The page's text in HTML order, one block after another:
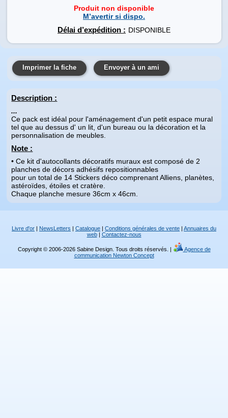
Produit non disponible
M’avertir si dispo.
Délai d’expédition : DISPONIBLE
Imprimer la fiche Envoyer à un ami
Description :
...
Ce pack est idéal pour l'aménagement d'un petit espace mural
tel que au dessus d' un lit, d'un bureau ou la décoration et la
personnalisation de meubles.
Note :
• Ce kit d'autocollants décoratifs muraux est composé de 2
planches de décors adhésifs repositionnables
pour un total de 14 Stickers déco comprenant Alliens, planètes,
astéroïdes, étoiles et cratère.
Chaque planche mesure 36cm x 46cm.
Livre d'or | NewsLetters | Catalogue | Conditions générales de vente | Annuaires du
web| Contactez-nous
Copyright © 2006-2026 Sabine Design. Tous droits réservés. |
Agence de
communication Newton Concept